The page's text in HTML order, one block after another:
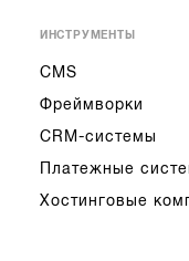
ИНСТРУМЕНТЫ
CMS
Фреймворки
CRM-системы
Платежные
Хостинговые